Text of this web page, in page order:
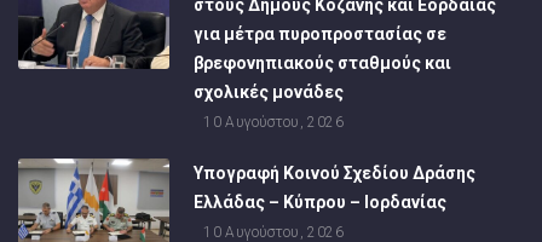
στους Δήμους Κοζάνης και Εορδαίας
για μέτρα πυροπροστασίας σε
βρεφονηπιακούς σταθμούς και
σχολικές μονάδες
10 Αυγούστου, 2026
Υπογραφή Κοινού Σχεδίου Δράσης
Ελλάδας – Κύπρου – Ιορδανίας
10 Αυγούστου, 2026